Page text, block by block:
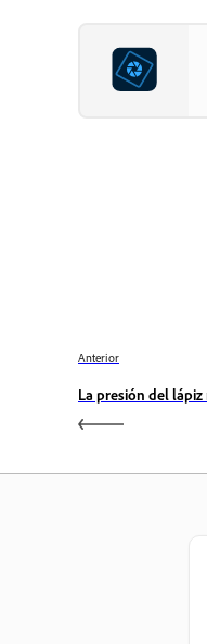
Anterior
La presión del